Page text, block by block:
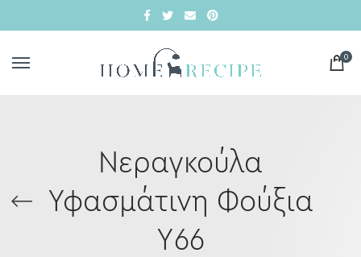
0
Νεραγκούλα
Υφασμάτινη Φούξια
Υ66